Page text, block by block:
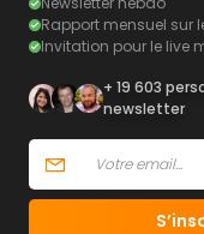
Rapport mensuel sur
Invitation pour le live
+ 19 603
newsletter